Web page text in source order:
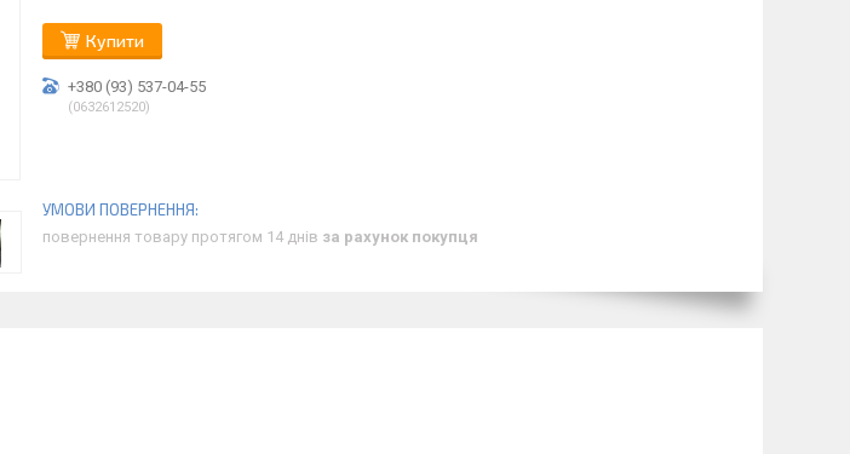
Купити
+380 (93) 537-04-55
0632612520
повернення товару протягом 14 днів за рахунок покупця